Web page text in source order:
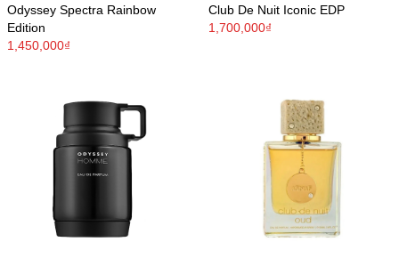
Odyssey Spectra Rainbow
Edition
1,450,000₫
Club De Nuit Iconic EDP
1,700,000₫